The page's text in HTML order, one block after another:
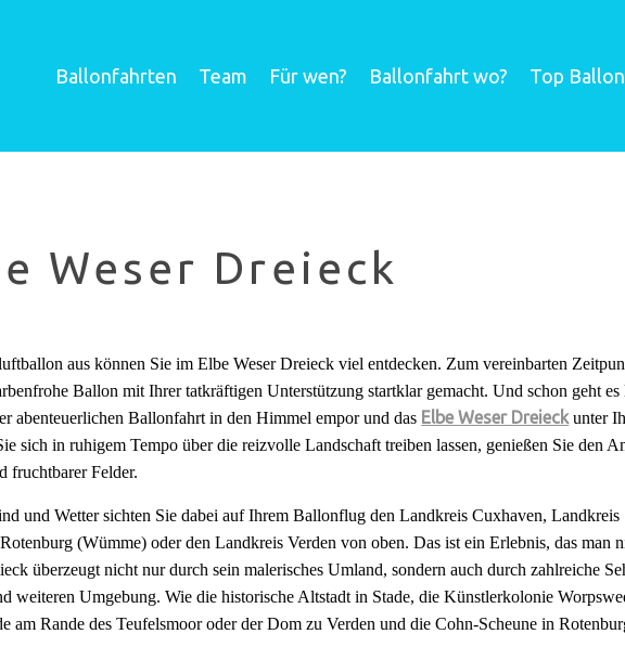
Ballonfahrten Team Für wen? Ballonfahrt wo? Top Ballon
Weser Dreieck
aus können Sie im Elbe Weser Dreieck viel entdecken. Zum vereinbarten
Ballon mit Ihrer tatkräftigen Unterstützung startklar gemacht. Und schon geht es
abenteuerlichen Ballonfahrt in den Himmel empor und das Elbe Weser Dreieckunter
sich in ruhigem Tempo über die reizvolle Landschaft treiben lassen, genießen Sie den
fruchtbarer Felder.
und Wetter sichten Sie dabei auf Ihrem Ballonflug den Landkreis Cuxhaven, Landkreis
(Wümme) oder den Landkreis Verden von oben. Das ist ein Erlebnis, das man
überzeugt nicht nur durch sein malerisches Umland, sondern auch durch zahlreiche
weiteren Umgebung. Wie die historische Altstadt in Stade, die Künstlerkolonie
am Rande des Teufelsmoor oder der Dom zu Verden und die Cohn-Scheune in